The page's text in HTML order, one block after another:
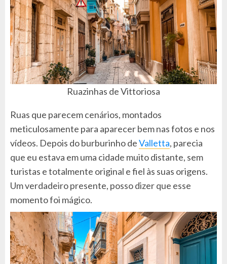
Ruazinhas de Vittoriosa
Ruas que parecem cenários, montados
meticulosamente para aparecer bem nas fotos e nos
vídeos. Depois do burburinho deValletta, parecia
que eu estava em uma cidade muito distante, sem
turistas e totalmente original e fiel às suas origens.
Um verdadeiro presente, posso dizer que esse
momento foi mágico.